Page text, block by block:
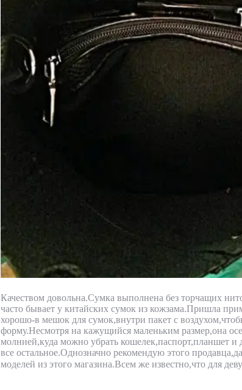
Качеством довольна.Сумка выполнена без торчащих
часто бывает у китайских сумок из кожзама.Пришла
хорошо-в мешок для сумок,внутри пакет с
форму.Несмотря на кажущийся маленьким размер,она
молнией,куда можно убрать кошелек,паспорт,планшет
все остальное.Однозначно рекомендую этого
моделей из этого магазина.Всем же известно,что для